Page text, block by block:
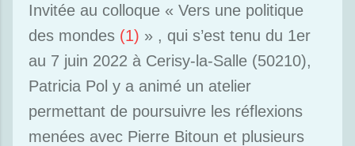
Invitée au colloque « Vers une politique
des mondes (1) » , qui s’est tenu du 1er
au 7 juin 2022 à Cerisy-la-Salle (50210),
Patricia Pol y a animé un atelier
permettant de poursuivre les réflexions
menées avec Pierre Bitoun et plusieurs